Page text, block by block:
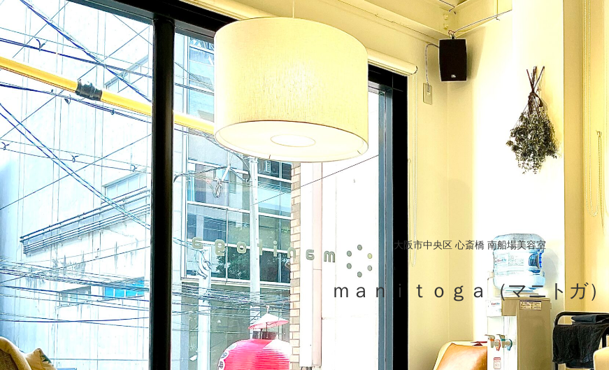
大阪市中央区 心斎橋 南船場美容室
ｍａｎｉｔｏｇａ（マニトガ）